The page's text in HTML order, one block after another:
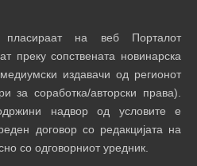
на веб Порталот
преку сопствената новинарска
издавачи од регионот
за соработка/авторски права).
надвор од условите е
договор со редакцијата на
со одговорниот уредник.